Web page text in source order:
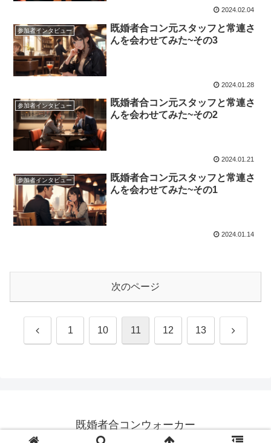
2024.02.04
参加者インタビュー
既婚者合コン元スタッフと常連さ
んを会わせてみた~その3
2024.01.28
参加者インタビュー
既婚者合コン元スタッフと常連さ
んを会わせてみた~その2
2024.01.21
参加者インタビュー
既婚者合コン元スタッフと常連さ
んを会わせてみた~その1
2024.01.14
次のページ
前 1 10 11 12 13 次
既婚者合コンウォーカー